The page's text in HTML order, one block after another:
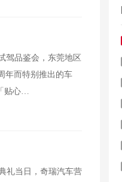
驾品鉴会，东莞地区
年而特别推出的车
贴心…
礼当日，奇瑞汽车营